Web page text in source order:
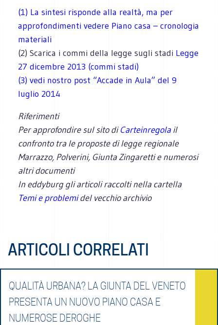
(1) La sintesi risponde alla realtà, ma per
approfondimenti vedere Piano casa – cronologia
materiali
(2) Scarica i commi della legge sugli stadi Legge
27 dicembre 2013 (commi stadi)
(3) vedi nostro post “Accade in Aula” del 9
luglio 2014
Riferimenti
Per approfondire sul sito diCarteinregolail
confronto tra le proposte di legge regionale
Marrazzo, Polverini, Giunta Zingaretti e numerosi
altri documenti
In eddyburg gli articoli raccolti nella cartella
Temi e problemidel vecchio archivio
ARTICOLI CORRELATI
QUALITÀ URBANA? LA GIUNTA DEL VENETO
PRESENTA UN NUOVO PIANO CASA E
NUMEROSE DEROGHE